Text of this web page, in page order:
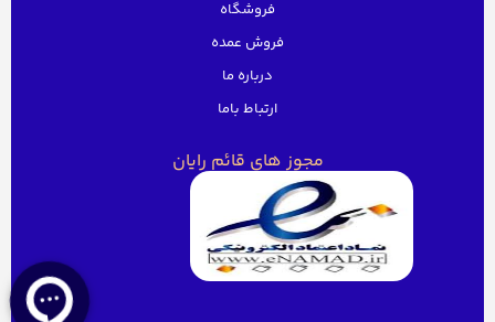
فروشگاه
فروش عمده
درباره ما
ارتباط باما
مجوز های قائم رایان